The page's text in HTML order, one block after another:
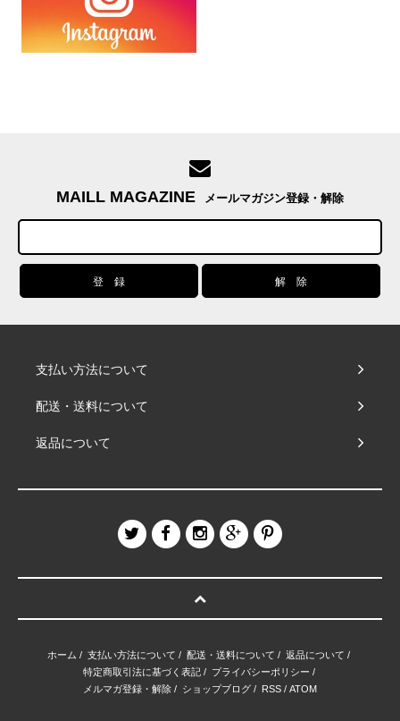
MAILL MAGAZINE メールマガジン登録・解除
支払い方法について
配送・送料について
返品について
ホーム / 支払い方法について / 配送・送料について / 返品について /
特定商取引法に基づく表記/ プライバシーポリシー /
メルマガ登録・解除 / ショップブログ / RSS / ATOM